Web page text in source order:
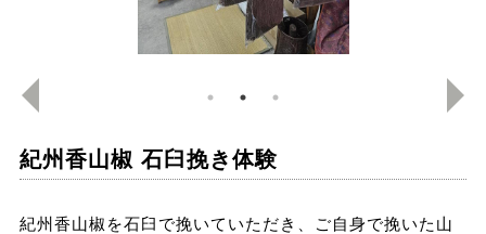
紀州香山椒 石臼挽き体験
紀州香山椒を石臼で挽いていただき、ご自身で挽いた山